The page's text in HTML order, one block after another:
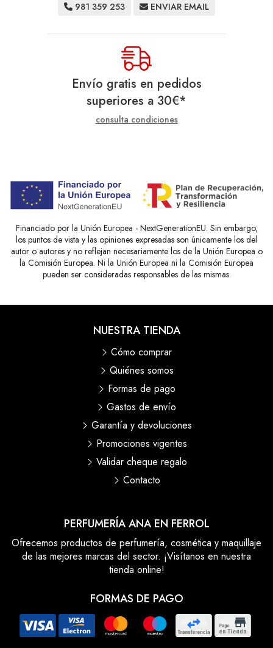
981 359 253 ENVIAR EMAIL
Envío gratis en pedidos
superiores a 30€*
consulta condiciones
Financiado por la Unión Europea - NextGenerationEU. Sin embargo,
los puntos de vista y las opiniones expresadas son únicamente los del
autor o autores y no reflejan necesariamente los de la Unión Europea o
la Comisión Europea. Ni la Unión Europea ni la Comisión Europea
pueden ser consideradas responsables de las mismas.
PERFUMERÍA ANA EN FERROL
Ofrecemos productos de perfumería, cosmética y maquillaje
de las mejores marcas del sector. ¡Visítanos en nuestra
tienda online!
FORMAS DE PAGO
NUESTRA TIENDA
Cómo comprar
Quiénes somos
Formas de pago
Gastos de envío
Garantía y devoluciones
Promociones vigentes
Validar cheque regalo
Contacto